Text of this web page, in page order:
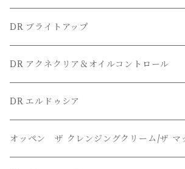
DR ブライトアップ
DR アクネクリア＆オイルコントロール
DR エルドゥシア
オッペン ザ クレンジングクリーム/ザ マ